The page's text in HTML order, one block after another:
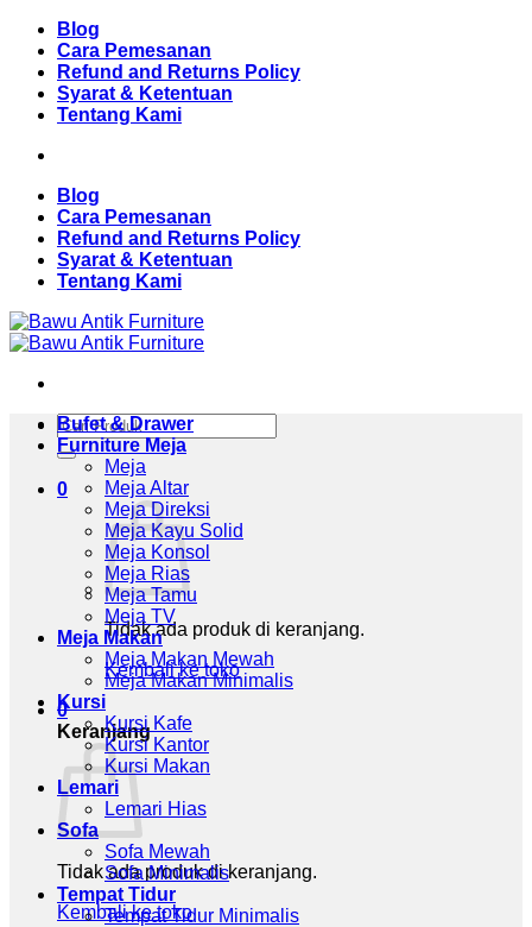
Skip
content
Blog
Cara Pemesanan
Refund and Returns Policy
Syarat & Ketentuan
Tentang Kami
Blog
Cara Pemesanan
Refund and Returns Policy
Syarat & Ketentuan
Tentang Kami
Pencarian
untuk:
0
Tidak ada produk di keranjang.
Kembali ke toko
0
Keranjang
Tidak ada produk di keranjang.
Kembali ke toko
Bufet & Drawer
Furniture Meja
Meja
Meja Altar
Meja Direksi
Meja Kayu Solid
Meja Konsol
Meja Rias
Meja Tamu
Meja TV
Meja Makan
Meja Makan Mewah
Meja Makan Minimalis
Kursi
Kursi Kafe
Kursi Kantor
Kursi Makan
Lemari
Lemari Hias
Sofa
Sofa Mewah
Sofa Minimalis
Tempat Tidur
Tempat Tidur Minimalis